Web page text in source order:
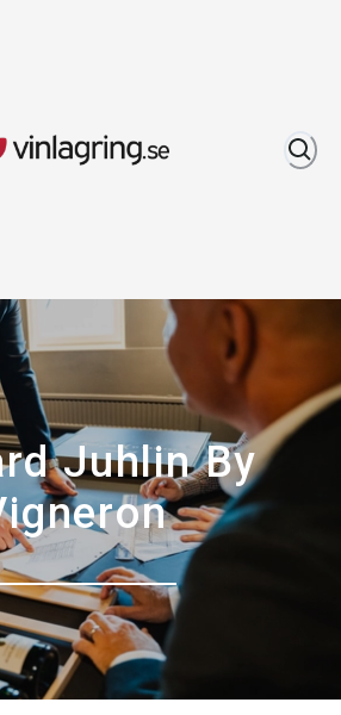
Juhlin By